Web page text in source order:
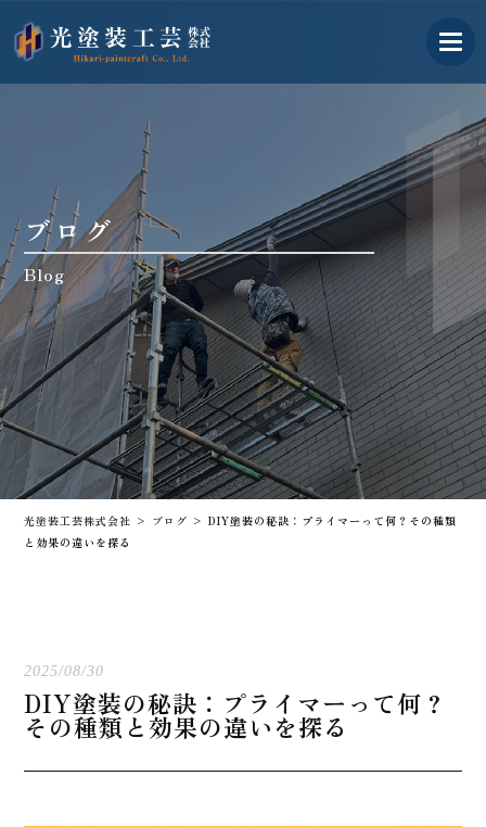
古河市の外壁塗装業者｜光
ブログ
Blog
光塗装工芸株式会社 > ブログ >DIY塗装の秘訣：プライマーって何？その種類
と効果の違いを探る
2025/08/30
DIY塗装の秘訣：プライマーって何？
その種類と効果の違いを探る